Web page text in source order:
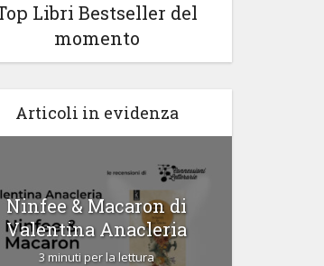
Libri Bestseller del
momento
Articoli in evidenza
Ninfee & Macaron di
Valentina Anacleria
3 minuti per la lettura